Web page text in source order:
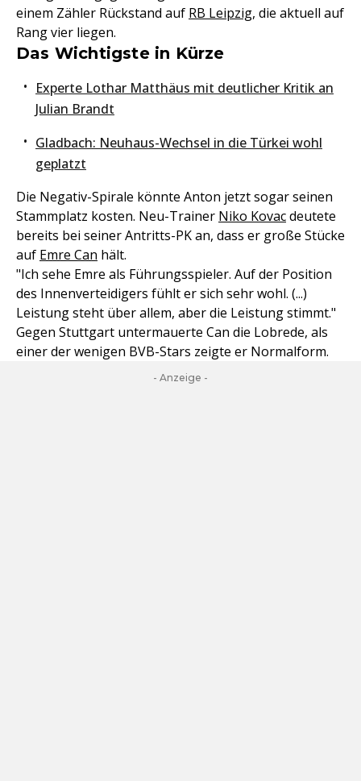
einem Zähler Rückstand auf RB Leipzig, die aktuell auf
Rang vier liegen.
Das Wichtigste in Kürze
Experte Lothar Matthäus mit deutlicher Kritik an
Julian Brandt
Gladbach: Neuhaus-Wechsel in die Türkei wohl
geplatzt
Die Negativ-Spirale könnte Anton jetzt sogar seinen
Stammplatz kosten. Neu-Trainer Niko Kovacdeutete
bereits bei seiner Antritts-PK an, dass er große Stücke
auf Emre Can hält.
"Ich sehe Emre als Führungsspieler. Auf der Position
des Innenverteidigers fühlt er sich sehr wohl. (...)
Leistung steht über allem, aber die Leistung stimmt."
Gegen Stuttgart untermauerte Can die Lobrede, als
einer der wenigen BVB-Stars zeigte er Normalform.
- Anzeige -